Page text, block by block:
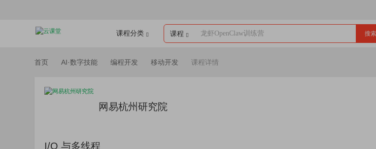
课程分类 课程 龙虾OpenClaw训练营 搜索
首页 AI·数字技能 编程开发 移动开发 课程详情
网易杭州研究院
I/O 与多线程